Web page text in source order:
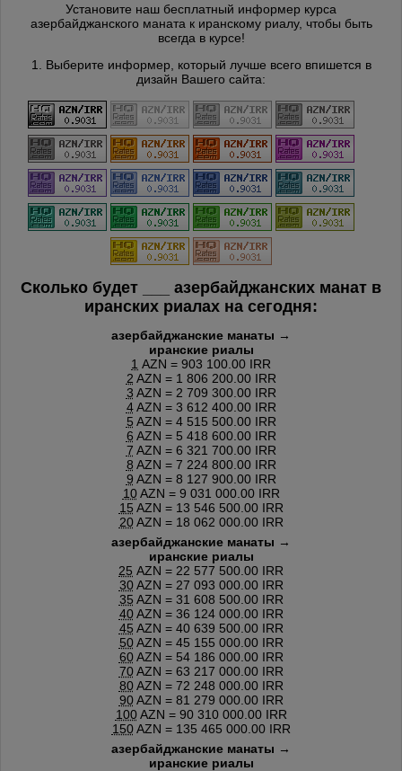
Установите наш бесплатный информер курса
азербайджанского маната к иранскому риалу, чтобы быть
всегда в курсе!
1. Выберите информер, который лучше всего впишется в
дизайн Вашего сайта:
Сколько будет
азербайджанских манат в
иранских риалах на сегодня:
азербайджанские манаты →
иранские риалы
1 AZN = 903 100.00 IRR
2 AZN = 1 806 200.00 IRR
3 AZN = 2 709 300.00 IRR
4AZN = 3 612 400.00 IRR
5 AZN = 4 515 500.00 IRR
6 AZN = 5 418 600.00 IRR
7 AZN = 6 321 700.00 IRR
8 AZN = 7 224 800.00 IRR
9 AZN = 8 127 900.00 IRR
10AZN = 9 031 000.00 IRR
15 AZN = 13 546 500.00 IRR
20AZN = 18 062 000.00 IRR
азербайджанские манаты →
иранские риалы
25 AZN = 22 577 500.00 IRR
30AZN = 27 093 000.00 IRR
35 AZN = 31 608 500.00 IRR
40AZN = 36 124 000.00 IRR
45 AZN = 40 639 500.00 IRR
50AZN = 45 155 000.00 IRR
60AZN = 54 186 000.00 IRR
70AZN = 63 217 000.00 IRR
80AZN = 72 248 000.00 IRR
90AZN = 81 279 000.00 IRR
100AZN = 90 310 000.00 IRR
150AZN = 135 465 000.00 IRR
азербайджанские манаты →
иранские риалы